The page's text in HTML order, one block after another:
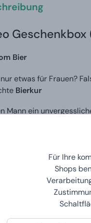
Für Ihre
Shops
Bier
etwas für Frauen?
Bierkur
Mann ein
elegante Geschenkbox
für alle Ihre
man das